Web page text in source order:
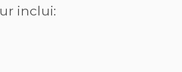
inclui: